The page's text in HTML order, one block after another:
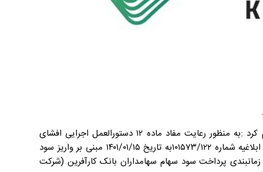
به گزارش روابط عمومی بانک کارآفرین، بانک کارآفرین در اطلاعیه ای اعلام کرد :به منظور رعایت مفاد ماده ۱۲ دستورالعمل اجرایی افشای
اطلاعات شرکت های ثبت شده نزد سازمان بورس و اوراق بهادار و عطف به ابلاغیه شماره ۱۰۱۵۷۳/۱۲۲به تاریخ ۱۴۰۱/۰۱/۱۵ مبنی بر واریز سود
پرداخت سود سهام سهامداران بانک کارآفرین (شرکت